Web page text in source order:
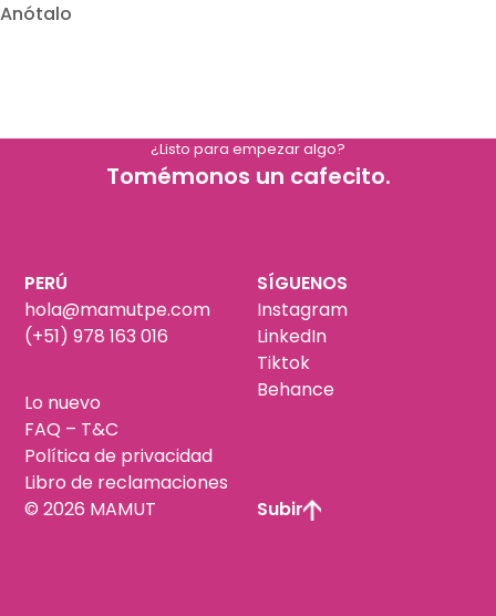
Anótalo
¿Listo para empezar algo?
Tomémonos un cafecito.
PERÚ
hola@mamutpe.com
(+51) 978 163 016
Lo nuevo
FAQ – T&C
Política de privacidad
Libro de reclamaciones
© 2026 MAMUT
SÍGUENOS
Instagram
LinkedIn
Tiktok
Behance
Subir